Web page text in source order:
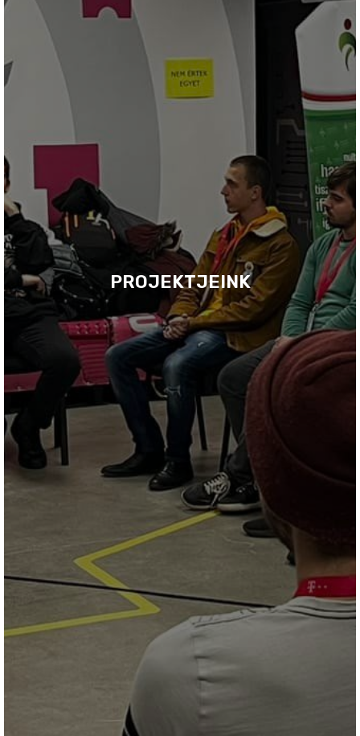
PROJEKTJEINK